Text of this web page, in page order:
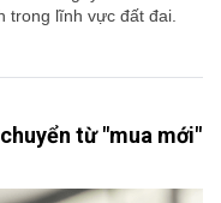
trong lĩnh vực đất đai.
từ "mua mới"